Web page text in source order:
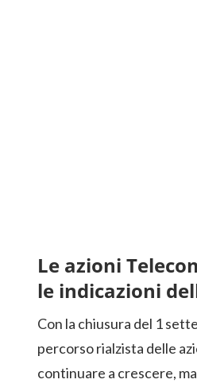
Le azioni
le indicazioni
Con la chiusura del 1
percorso rialzista delle
continuare a crescere,